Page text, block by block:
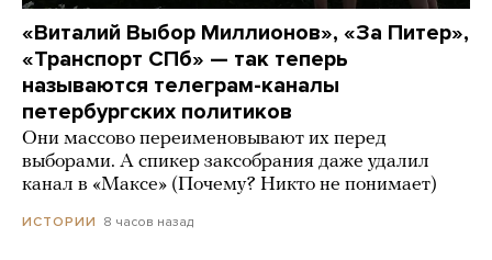
«Виталий Выбор Миллионов», «За Питер»,
«Транспорт СПб» — так теперь
называются телеграм-каналы
петербургских политиков
Они массово переименовывают их перед
выборами. А спикер заксобрания даже удалил
канал в «Максе» (Почему? Никто не понимает)
ИСТОРИИ 8 часов назад